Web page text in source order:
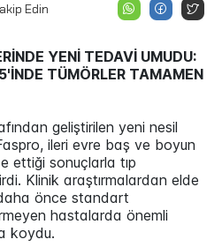
Edin
YENİ TEDAVİ UMUDU:
TÜMÖRLER TAMAMEN
geliştirilen yeni nesil
ileri evre baş ve boyun
ettiği sonuçlarla tıp
Klinik araştırmalardan elde
önce standart
hastalarda önemli
koydu.